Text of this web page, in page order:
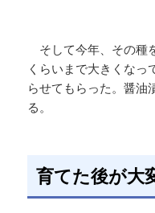
そして今年、その種
くらいまで大きくな
らせてもらった。醤油
る。
育てた後が大